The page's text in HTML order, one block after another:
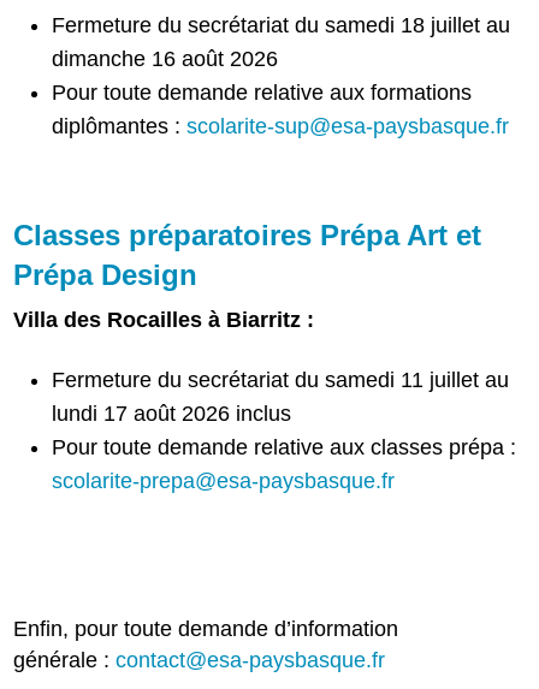
Fermeture du secrétariat du samedi 18 juillet au
dimanche 16 août 2026
Pour toute demande relative aux formations
diplômantes :scolarite-sup@esa-paysbasque.fr
Classes préparatoires Prépa Art et
Prépa Design
Villa des Rocailles à Biarritz :
Fermeture du secrétariat du samedi 11 juillet au
lundi 17 août 2026 inclus
Pour toute demande relative aux classes prépa :
scolarite-prepa@esa-paysbasque.fr
Enfin, pour toute demande d’information
générale :contact@esa-paysbasque.fr